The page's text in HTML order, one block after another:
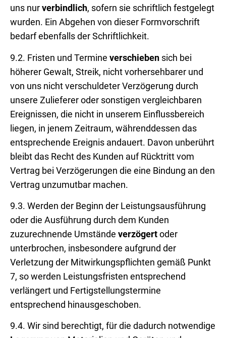
uns nur verbindlich, sofern sie schriftlich festgelegt
wurden. Ein Abgehen von dieser Formvorschrift
bedarf ebenfalls der Schriftlichkeit.
9.2. Fristen und Termine verschieben sich bei
höherer Gewalt, Streik, nicht vorhersehbarer und
von uns nicht verschuldeter Verzögerung durch
unsere Zulieferer oder sonstigen vergleichbaren
Ereignissen, die nicht in unserem Einflussbereich
liegen, in jenem Zeitraum, währenddessen das
entsprechende Ereignis andauert. Davon unberührt
bleibt das Recht des Kunden auf Rücktritt vom
Vertrag bei Verzögerungen die eine Bindung an den
Vertrag unzumutbar machen.
9.3. Werden der Beginn der Leistungsausführung
oder die Ausführung durch dem Kunden
zuzurechnende Umstände verzögert oder
unterbrochen, insbesondere aufgrund der
Verletzung der Mitwirkungspflichten gemäß Punkt
7, so werden Leistungsfristen entsprechend
verlängert und Fertigstellungstermine
entsprechend hinausgeschoben.
9.4. Wir sind berechtigt, für die dadurch notwendige